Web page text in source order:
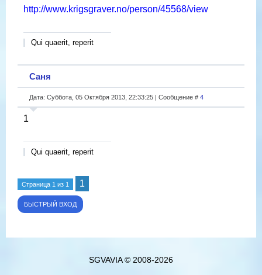
http://www.krigsgraver.no/person/45568/view
Qui quaerit, reperit
Саня
Дата: Суббота, 05 Октября 2013, 22:33:25 | Сообщение # 4
1
Qui quaerit, reperit
Страница 1 из 1 1
SGVAVIA © 2008-2026